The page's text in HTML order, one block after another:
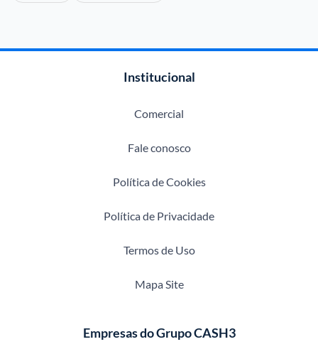
Institucional
Comercial
Fale conosco
Política de Cookies
Política de Privacidade
Termos de Uso
Mapa Site
Empresas do Grupo CASH3